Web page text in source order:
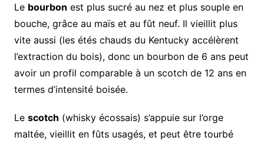
Le bourbon est plus sucré au nez et plus souple en
bouche, grâce au maïs et au fût neuf. Il vieillit plus
vite aussi (les étés chauds du Kentucky accélèrent
l’extraction du bois), donc un bourbon de 6 ans peut
avoir un profil comparable à un scotch de 12 ans en
termes d’intensité boisée.
Le scotch (whisky écossais) s’appuie sur l’orge
maltée, vieillit en fûts usagés, et peut être tourbé